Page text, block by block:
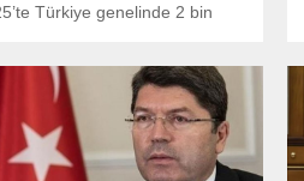
Türkiye genelinde 2 bin
sürecine dair önemli
elde etti.